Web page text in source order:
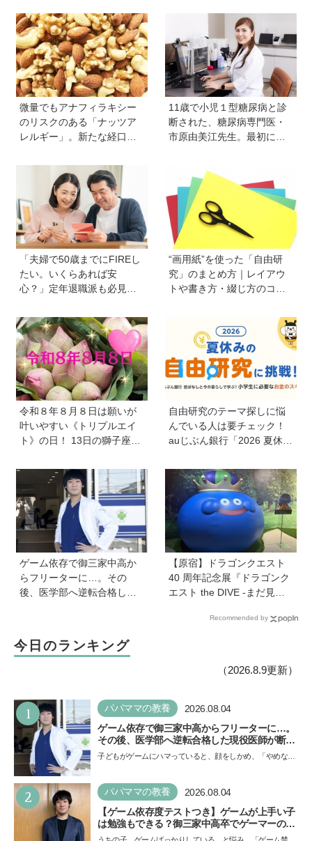
い、専門医を目指すように
微量でもアナフィラキシー
のリスクのある「ナッツア
レルギー」。新たな経口免
門医に聞きました＞
11歳で小児１型糖尿病と診
断された、糖尿病専門医・
市原由美江先生。最初に感
「夫婦で50歳までにFIREし
たい。いくらあれば安
心？」定年退職派も必見！
ロが解説【連載第13回】
“画用紙”を使った「自由研
究」のまとめ方｜レイアウ
トや書き方・綴じ方のコツ
令和８年８月８日は願いが
叶いやすい《トリプルエイ
ト》の日！ 13日の獅子座の
注目
自由研究のテーマ探しに悩
んでいる人は要チェック！
auじぶん銀行「2026 夏休み
用してお金のスキルを学ぼ
ゲーム依存で御三家中高か
らフリーターに…。その
後、医学部へ逆転合格した
【原宿】ドラゴンクエスト
40 周年記念展『ドラゴンク
エスト the DIVE -まだ見ぬ
カドに登場！ VR体験からコ
Recommended by
今日のランキング
（2026.8.9更新）
1 パパママの教養 2026.08.04
ゲーム依存で御三家中高からフリーターに…。
その後、医学部へ逆転合格した現役医師が断言
「ゲームの経験が受験勉強に役立った」そう考
子どもがゲームにハマっていると、顔をしかめ、「やめなさ
い…
2 パパママの教養 2026.08.04
【ゲーム依存度テストつき】ゲームが上手い子
は勉強もできる？御三家中高卒でゲーマーの医
師・阿部智史さんが教えるゲームしながら受験